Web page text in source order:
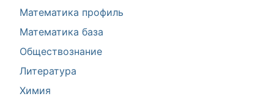
Математика профиль
Математика база
Обществознание
Литература
Химия